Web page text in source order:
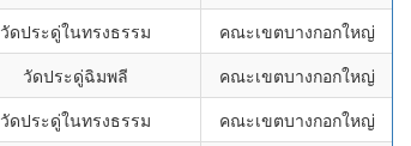
วัดประดู่ในทรงธรรม
คณะเขตบางกอกใหญ่
วัดประดู่ฉิมพลี
คณะเขตบางกอกใหญ่
วัดประดู่ในทรงธรรม
คณะเขตบางกอกใหญ่